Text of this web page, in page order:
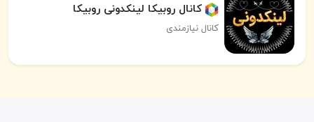
کانال روبیکا لینکدونی روبیکا
کانال نیازمندی